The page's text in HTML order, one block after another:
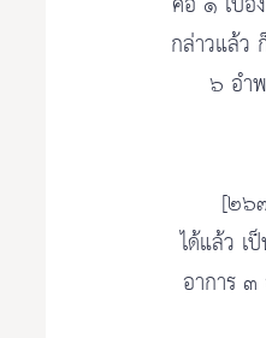
กล่าวแล้ว
๖ อำ
[๒๖
ได้แล้ว เ
อาการ